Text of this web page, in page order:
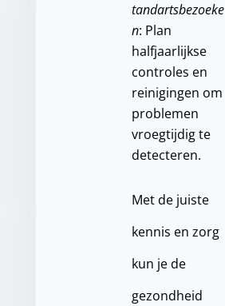
tandartsbezoeke
n: Plan
halfjaarlijkse
controles en
reinigingen om
problemen
vroegtijdig te
detecteren.
Met de juiste
kennis en zorg
kun je de
gezondheid